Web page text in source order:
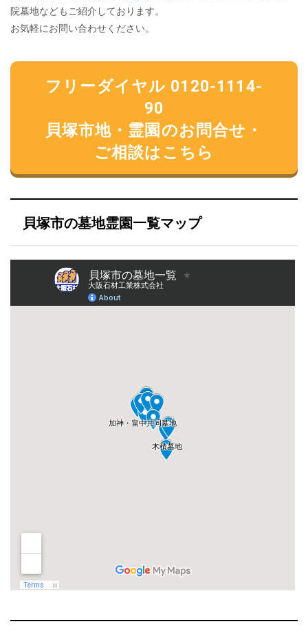
院墓地などもご紹介しております。
お気軽にお問い合わせください。
フリーダイヤル 0120-1114-
90
貝塚市地・霊園のお問合せ・
ご相談はこちら
貝塚市の墓地霊園一覧マップ